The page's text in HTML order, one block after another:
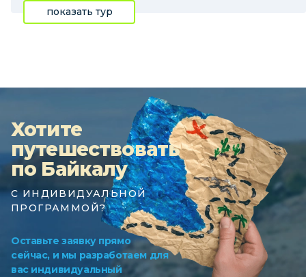
показать тур
Хотите
путешествовать
по Байкалу
С ИНДИВИДУАЛЬНОЙ
ПРОГРАММОЙ?
Оставьте заявку прямо
сейчас, и мы разработаем для
вас индивидуальный